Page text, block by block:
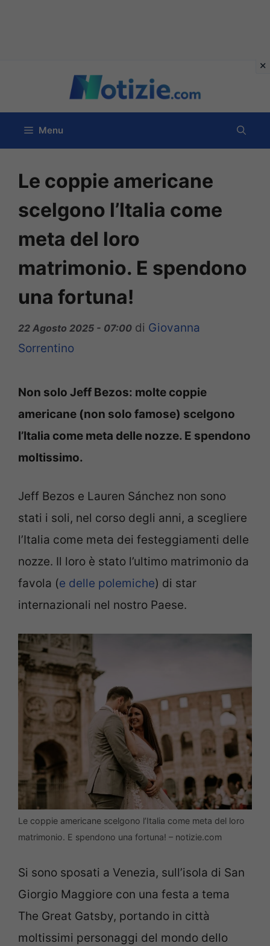
contenuto
Menu
Le coppie americane
scelgono l’Italia come
meta del loro
matrimonio. E spendono
una fortuna!
22 Agosto 2025 - 07:00 di Giovanna
Sorrentino
Non solo Jeff Bezos: molte coppie
americane (non solo famose) scelgono
l’Italia come meta delle nozze. E spendono
moltissimo.
Jeff Bezos e Lauren Sánchez non sono
stati i soli, nel corso degli anni, a scegliere
l’Italia come meta dei festeggiamenti delle
nozze. Il loro è stato l’ultimo matrimonio da
favola (e delle polemiche) di star
internazionali nel nostro Paese.
Le coppie americane scelgono l’Italia come meta del loro
matrimonio. E spendono una fortuna! – notizie.com
Si sono sposati a Venezia, sull’isola di San
Giorgio Maggiore con una festa a tema
The Great Gatsby, portando in città
moltissimi personaggi del mondo dello